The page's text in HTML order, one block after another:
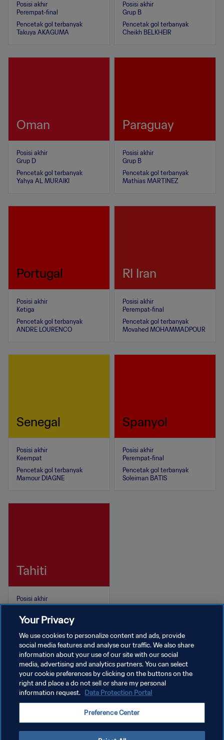
Posisi akhir
Perempat-final
Pencetak gol terbanyak
Takuya AKAGUMA
Posisi akhir
Grup B
Pencetak gol terbanyak
Cheikh BELKHEIR
Oman
Posisi akhir
Grup D
Pencetak gol terbanyak
Yahya AL MURAIKI
Paraguay
Posisi akhir
Grup B
Pencetak gol terbanyak
Mathias MARTINEZ
Portugal
Posisi akhir
Ketiga
Pencetak gol terbanyak
ANDRE LOURENCO
RI Iran
Posisi akhir
Perempat-final
Pencetak gol terbanyak
Movahed MOHAMMADPOUR
Senegal
Posisi akhir
Keempat
Pencetak gol terbanyak
Mamour DIAGNE
Spanyol
Posisi akhir
Perempat-final
Pencetak gol terbanyak
Soleiman BATIS
Tahiti
Posisi akhir
Grup C
Pencetak gol terbanyak
KEBIJAKAN PRIVASI
SYARAT DAN KETENTUAN
Your Privacy
We use cookies to personalize content and ads, provide
social media features and analyse our traffic. We also share
information about your use of our site with our social
media, advertising and analytics partners. You can select
your cookie preferences by clicking on the buttons on the
right and place a do not sell or share my personal
information request. Data Protection Portal
Preference Center